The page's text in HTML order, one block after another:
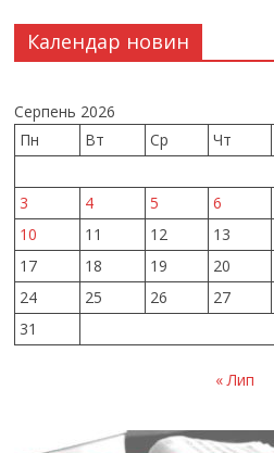
Календар новин
Серпень 2026
Пн
Вт Ср Чт
3
4 5 6
10
11 12 13
17
18 19 20
24
25 26 27
31
« Лип